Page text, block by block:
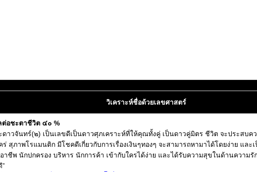
วิเคราะห์ชื่อด้วยเลขศาสตร์
ต่อชะตาชีวิต ๔๐ %
วจันทร์(๒) เป็นเลขดีเป็นดาวศุภเคราะห์ที่ให้คุณทั้งคู่ เป็นดาวคู่มิตร ชีวิต จะประสบค
ภาพโรแมนติก มีโชคดีเกี่ยวกับการเรื่องเงินๆทองๆ จะสามารถหามาได้โดยง่าย แล
พ นักปกครอง บริหาร นักการค้า เข้ากับใครได้ง่าย และได้รับความสุขในด้านความ